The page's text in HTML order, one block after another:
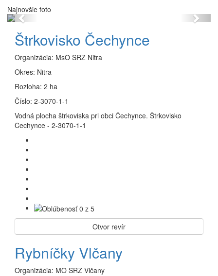
Najnovšie foto
Previous Next
Štrkovisko Čechynce
Organizácia: MsO SRZ Nitra
Okres: Nitra
Rozloha: 2 ha
Číslo: 2-3070-1-1
Vodná plocha štrkoviska pri obci Čechynce. Štrkovisko
Čechynce - 2-3070-1-1
Otvor revír
Rybníčky Vlčany
Organizácia: MO SRZ Vlčany